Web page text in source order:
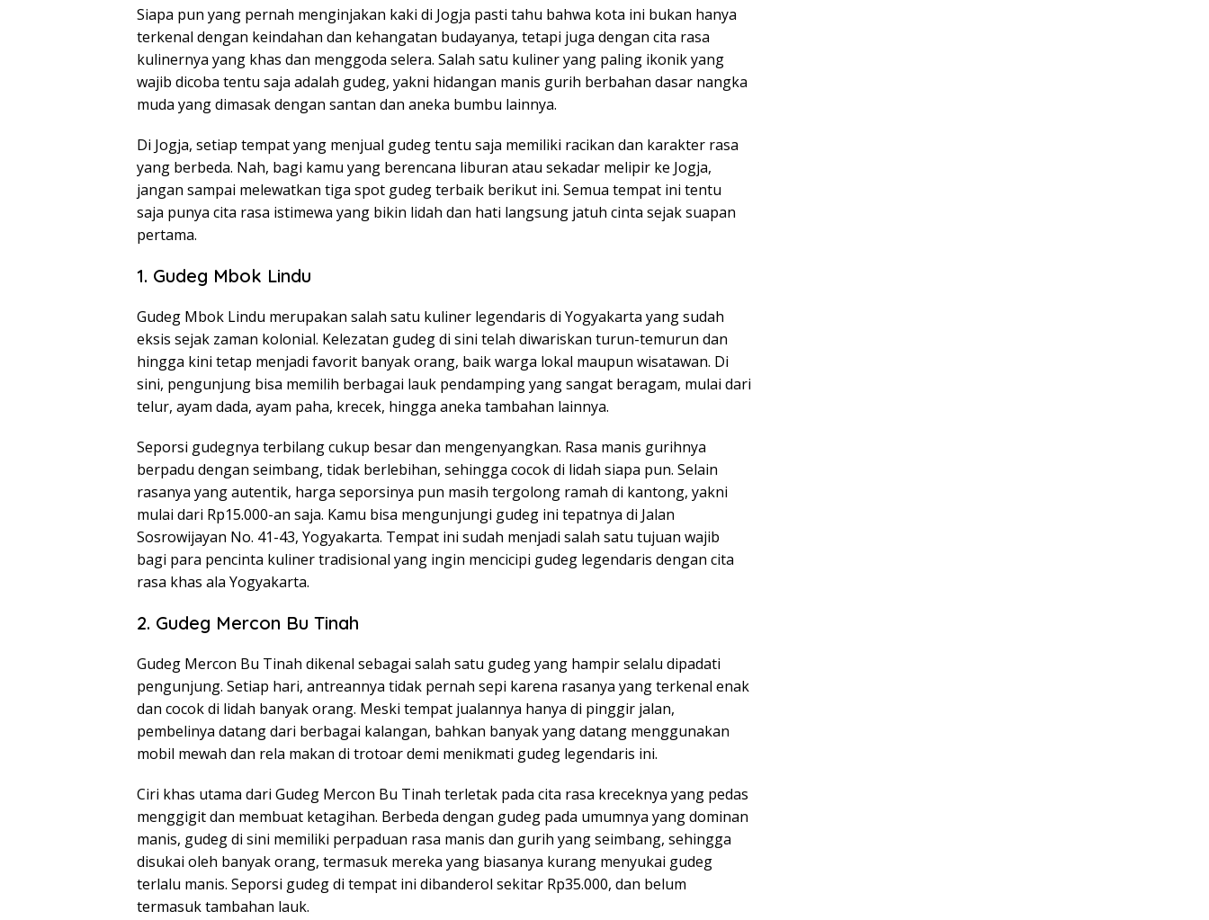
Siapa pun yang pernah menginjakan kaki di Jogja pasti tahu bahwa kota ini bukan hanya
terkenal dengan keindahan dan kehangatan budayanya, tetapi juga dengan cita rasa
kulinernya yang khas dan menggoda selera. Salah satu kuliner yang paling ikonik yang
wajib dicoba tentu saja adalah gudeg, yakni hidangan manis gurih berbahan dasar nangka
muda yang dimasak dengan santan dan aneka bumbu lainnya.
Di Jogja, setiap tempat yang menjual gudeg tentu saja memiliki racikan dan karakter rasa
yang berbeda. Nah, bagi kamu yang berencana liburan atau sekadar melipir ke Jogja,
jangan sampai melewatkan tiga spot gudeg terbaik berikut ini. Semua tempat ini tentu
saja punya cita rasa istimewa yang bikin lidah dan hati langsung jatuh cinta sejak suapan
pertama.
1. Gudeg Mbok Lindu
Gudeg Mbok Lindu merupakan salah satu kuliner legendaris di Yogyakarta yang sudah
eksis sejak zaman kolonial. Kelezatan gudeg di sini telah diwariskan turun-temurun dan
hingga kini tetap menjadi favorit banyak orang, baik warga lokal maupun wisatawan. Di
sini, pengunjung bisa memilih berbagai lauk pendamping yang sangat beragam, mulai dari
telur, ayam dada, ayam paha, krecek, hingga aneka tambahan lainnya.
Seporsi gudegnya terbilang cukup besar dan mengenyangkan. Rasa manis gurihnya
berpadu dengan seimbang, tidak berlebihan, sehingga cocok di lidah siapa pun. Selain
rasanya yang autentik, harga seporsinya pun masih tergolong ramah di kantong, yakni
mulai dari Rp15.000-an saja. Kamu bisa mengunjungi gudeg ini tepatnya di Jalan
Sosrowijayan No. 41-43, Yogyakarta. Tempat ini sudah menjadi salah satu tujuan wajib
bagi para pencinta kuliner tradisional yang ingin mencicipi gudeg legendaris dengan cita
rasa khas ala Yogyakarta.
2. Gudeg Mercon Bu Tinah
Gudeg Mercon Bu Tinah dikenal sebagai salah satu gudeg yang hampir selalu dipadati
pengunjung. Setiap hari, antreannya tidak pernah sepi karena rasanya yang terkenal enak
dan cocok di lidah banyak orang. Meski tempat jualannya hanya di pinggir jalan,
pembelinya datang dari berbagai kalangan, bahkan banyak yang datang menggunakan
mobil mewah dan rela makan di trotoar demi menikmati gudeg legendaris ini.
Ciri khas utama dari Gudeg Mercon Bu Tinah terletak pada cita rasa kreceknya yang pedas
menggigit dan membuat ketagihan. Berbeda dengan gudeg pada umumnya yang dominan
manis, gudeg di sini memiliki perpaduan rasa manis dan gurih yang seimbang, sehingga
disukai oleh banyak orang, termasuk mereka yang biasanya kurang menyukai gudeg
terlalu manis. Seporsi gudeg di tempat ini dibanderol sekitar Rp35.000, dan belum
termasuk tambahan lauk.